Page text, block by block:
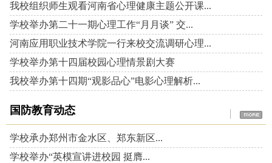
我校组织师生观看河南省心理健康主题公开课...
学校举办第二十一期心理工作“月月谈” 交...
河南应用职业技术学院一行来校交流调研心理...
学校举办第十四届校园心理情景剧大赛
我校举办第十四期“观影品心”电影心理解析...
国防教育动态
学校承办郑州市金水区、郑东新区...
学校举办“英模宣讲进校园 挺膺...